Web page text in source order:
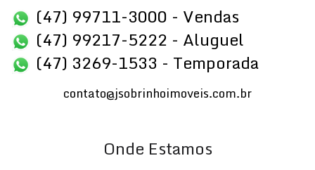
(47) 99711-3000 - Vendas
(47) 99217-5222 - Aluguel
(47) 3269-1533 - Temporada
contato@jsobrinhoimoveis.com.br
Onde Estamos